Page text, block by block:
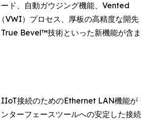
ド、自動ガウジング機能、Vented
）プロセス、厚板の高精度な開先
Bevel™技術といった新機能が含ま
IIoT接続のためのEthernet LAN機能が
ターフェースツールへの安定した接続